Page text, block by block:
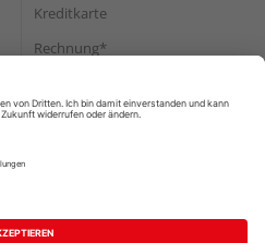
Kreditkarte
Rechnung*
Versand
Widerruf Datenschutz